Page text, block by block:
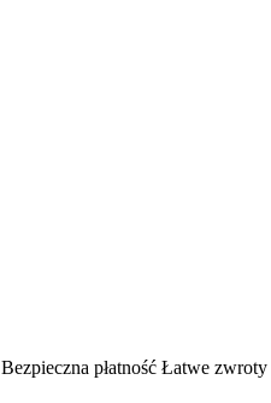
Bezpieczna płatność Łatwe zwroty